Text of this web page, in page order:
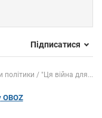
Підписатися
політики "Ця війна для...
OBOZ